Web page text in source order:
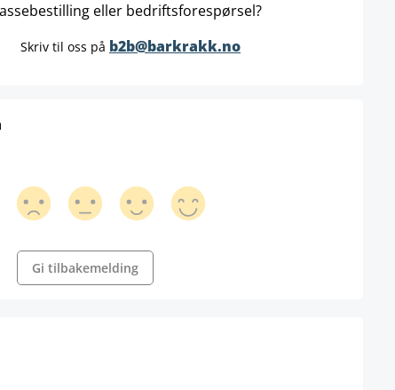
eller bedriftsforespørsel?
Skriv til oss på b2b@barkrakk.no
Gi tilbakemelding